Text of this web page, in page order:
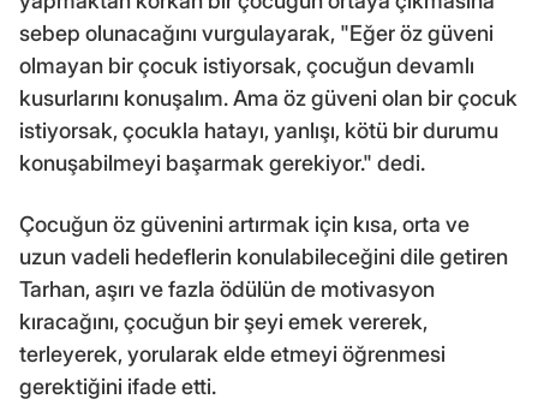
sebep olunacağını vurgulayarak, "Eğer öz güveni
olmayan bir çocuk istiyorsak, çocuğun devamlı
kusurlarını konuşalım. Ama öz güveni olan bir çocuk
istiyorsak, çocukla hatayı, yanlışı, kötü bir durumu
konuşabilmeyi başarmak gerekiyor." dedi.
Çocuğun öz güvenini artırmak için kısa, orta ve
uzun vadeli hedeflerin konulabileceğini dile getiren
Tarhan, aşırı ve fazla ödülün de motivasyon
kıracağını, çocuğun bir şeyi emek vererek,
terleyerek, yorularak elde etmeyi öğrenmesi
gerektiğini ifade etti.